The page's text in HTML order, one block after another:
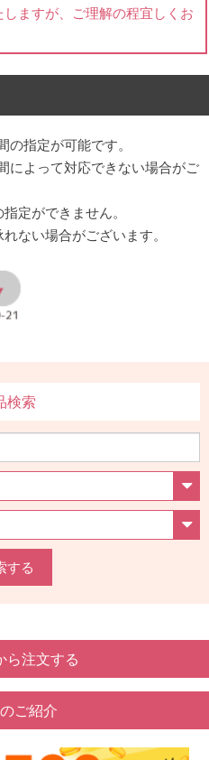
ますが、ご理解の程宜しくお
指定が可能です。
によって対応できない場合がご
定ができません。
ない場合がございます。
検索
する
ら注文する
ご紹介